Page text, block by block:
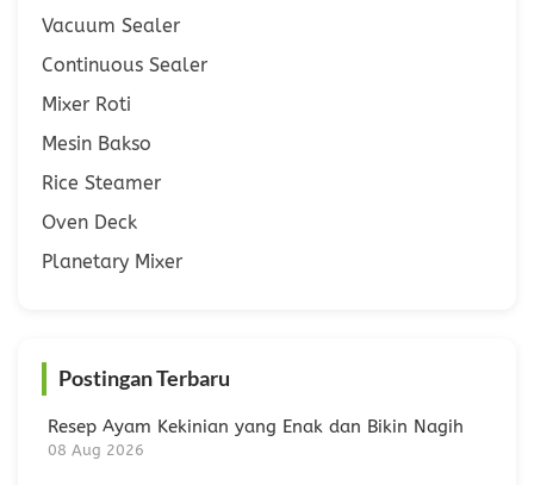
Vacuum Sealer
Continuous Sealer
Mixer Roti
Mesin Bakso
Rice Steamer
Oven Deck
Planetary Mixer
Postingan Terbaru
Resep Ayam Kekinian yang Enak dan Bikin Nagih
08 Aug 2026